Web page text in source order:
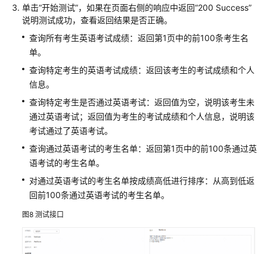
工
作
API
授
权
API
用
调
用
审
计
单击“开始测试”，如果在页面右侧的响应中返回“200 Success”
说明测试成功，查看返回结果是否正确。
查询所有考生英语考试成绩：返回第1页中的前100条考生名
单。
查询特定考生的英语考试成绩：返回该考生的考试成绩和个人
信息。
查询特定考生是否通过英语考试：返回值为空，说明该考生未
通过英语考试；返回值为考生的考试成绩和个人信息，说明该
考试通过了英语考试。
查询通过英语考试的考生名单：返回第1页中的前100条通过英
语考试的考生名单。
对通过英语考试的考生名单按成绩高低进行排序：从高到低返
回前100条通过英语考试的考生名单。
图8 测试接口